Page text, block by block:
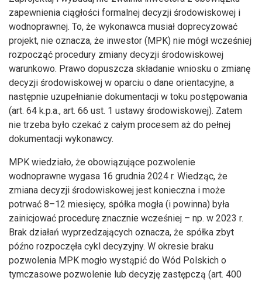
zapewnienia ciągłości formalnej decyzji środowiskowej i
wodnoprawnej. To, że wykonawca musiał doprecyzować
projekt, nie oznacza, że inwestor (MPK) nie mógł wcześniej
rozpocząć procedury zmiany decyzji środowiskowej
warunkowo. Prawo dopuszcza składanie wniosku o zmianę
decyzji środowiskowej w oparciu o dane orientacyjne, a
następnie uzupełnianie dokumentacji w toku postępowania
(art. 64 k.p.a., art. 66 ust. 1 ustawy środowiskowej). Zatem
nie trzeba było czekać z całym procesem aż do pełnej
dokumentacji wykonawcy.
MPK wiedziało, że obowiązujące pozwolenie
wodnoprawne wygasa 16 grudnia 2024 r. Wiedząc, że
zmiana decyzji środowiskowej jest konieczna i może
potrwać 8–12 miesięcy, spółka mogła (i powinna) była
zainicjować procedurę znacznie wcześniej – np. w 2023 r.
Brak działań wyprzedzających oznacza, że spółka zbyt
późno rozpoczęła cykl decyzyjny. W okresie braku
pozwolenia MPK mogło wystąpić do Wód Polskich o
tymczasowe pozwolenie lub decyzję zastępczą (art. 400